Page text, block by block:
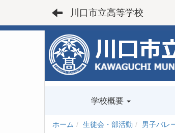
川口市立高等学校
学校概要
ホーム 生徒会・部活動 男子バレ